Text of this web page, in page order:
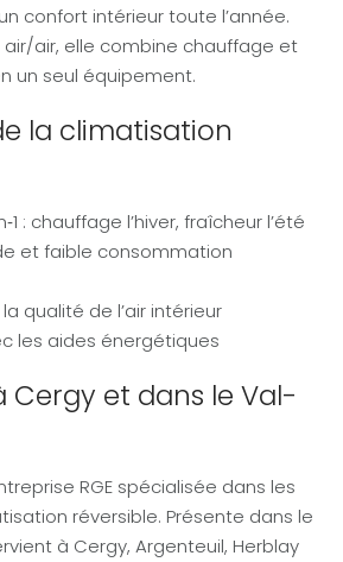
confort intérieur toute l’année.
air/air, elle combine chauffage et
un seul équipement.
la climatisation
: chauffage l’hiver, fraîcheur l’été
et faible consommation
qualité de l’air intérieur
les aides énergétiques
Cergy et dans le Val-
RGE spécialisée dans les
réversible. Présente dans le
à Cergy, Argenteuil, Herblay